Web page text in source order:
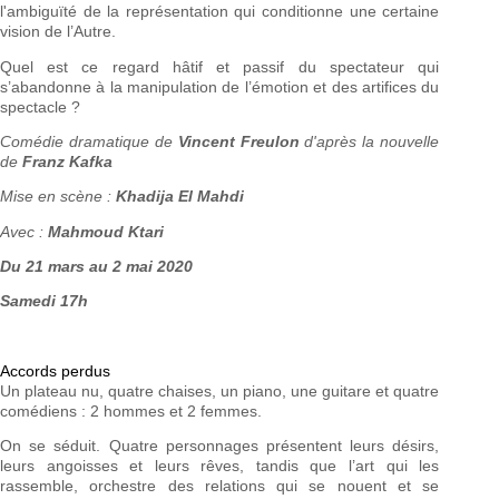
l'ambiguïté de la représentation qui conditionne une certaine
vision de l’Autre.
Quel est ce regard hâtif et passif du spectateur qui
s’abandonne à la manipulation de l’émotion et des artifices du
spectacle ?
Comédie dramatique de Vincent Freulond'après la nouvelle
de Franz Kafka
Mise en scène : Khadija El Mahdi
Avec : Mahmoud Ktari
Du 21 mars au 2 mai 2020
Samedi 17h
Accords perdus
Un plateau nu, quatre chaises, un piano, une guitare et quatre
comédiens : 2 hommes et 2 femmes.
On se séduit. Quatre personnages présentent leurs désirs,
leurs angoisses et leurs rêves, tandis que l’art qui les
rassemble, orchestre des relations qui se nouent et se